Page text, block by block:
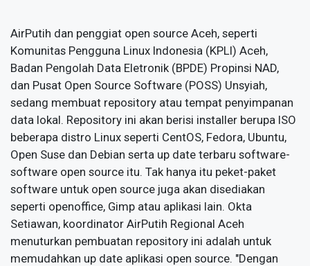
AirPutih dan penggiat open source Aceh, seperti
Komunitas Pengguna Linux Indonesia (KPLI) Aceh,
Badan Pengolah Data Eletronik (BPDE) Propinsi NAD,
dan Pusat Open Source Software (POSS) Unsyiah,
sedang membuat repository atau tempat penyimpanan
data lokal. Repository ini akan berisi installer berupa ISO
beberapa distro Linux seperti CentOS, Fedora, Ubuntu,
Open Suse dan Debian serta up date terbaru software-
software open source itu. Tak hanya itu peket-paket
software untuk open source juga akan disediakan
seperti openoffice, Gimp atau aplikasi lain. Okta
Setiawan, koordinator AirPutih Regional Aceh
menuturkan pembuatan repository ini adalah untuk
memudahkan up date aplikasi open source. "Dengan